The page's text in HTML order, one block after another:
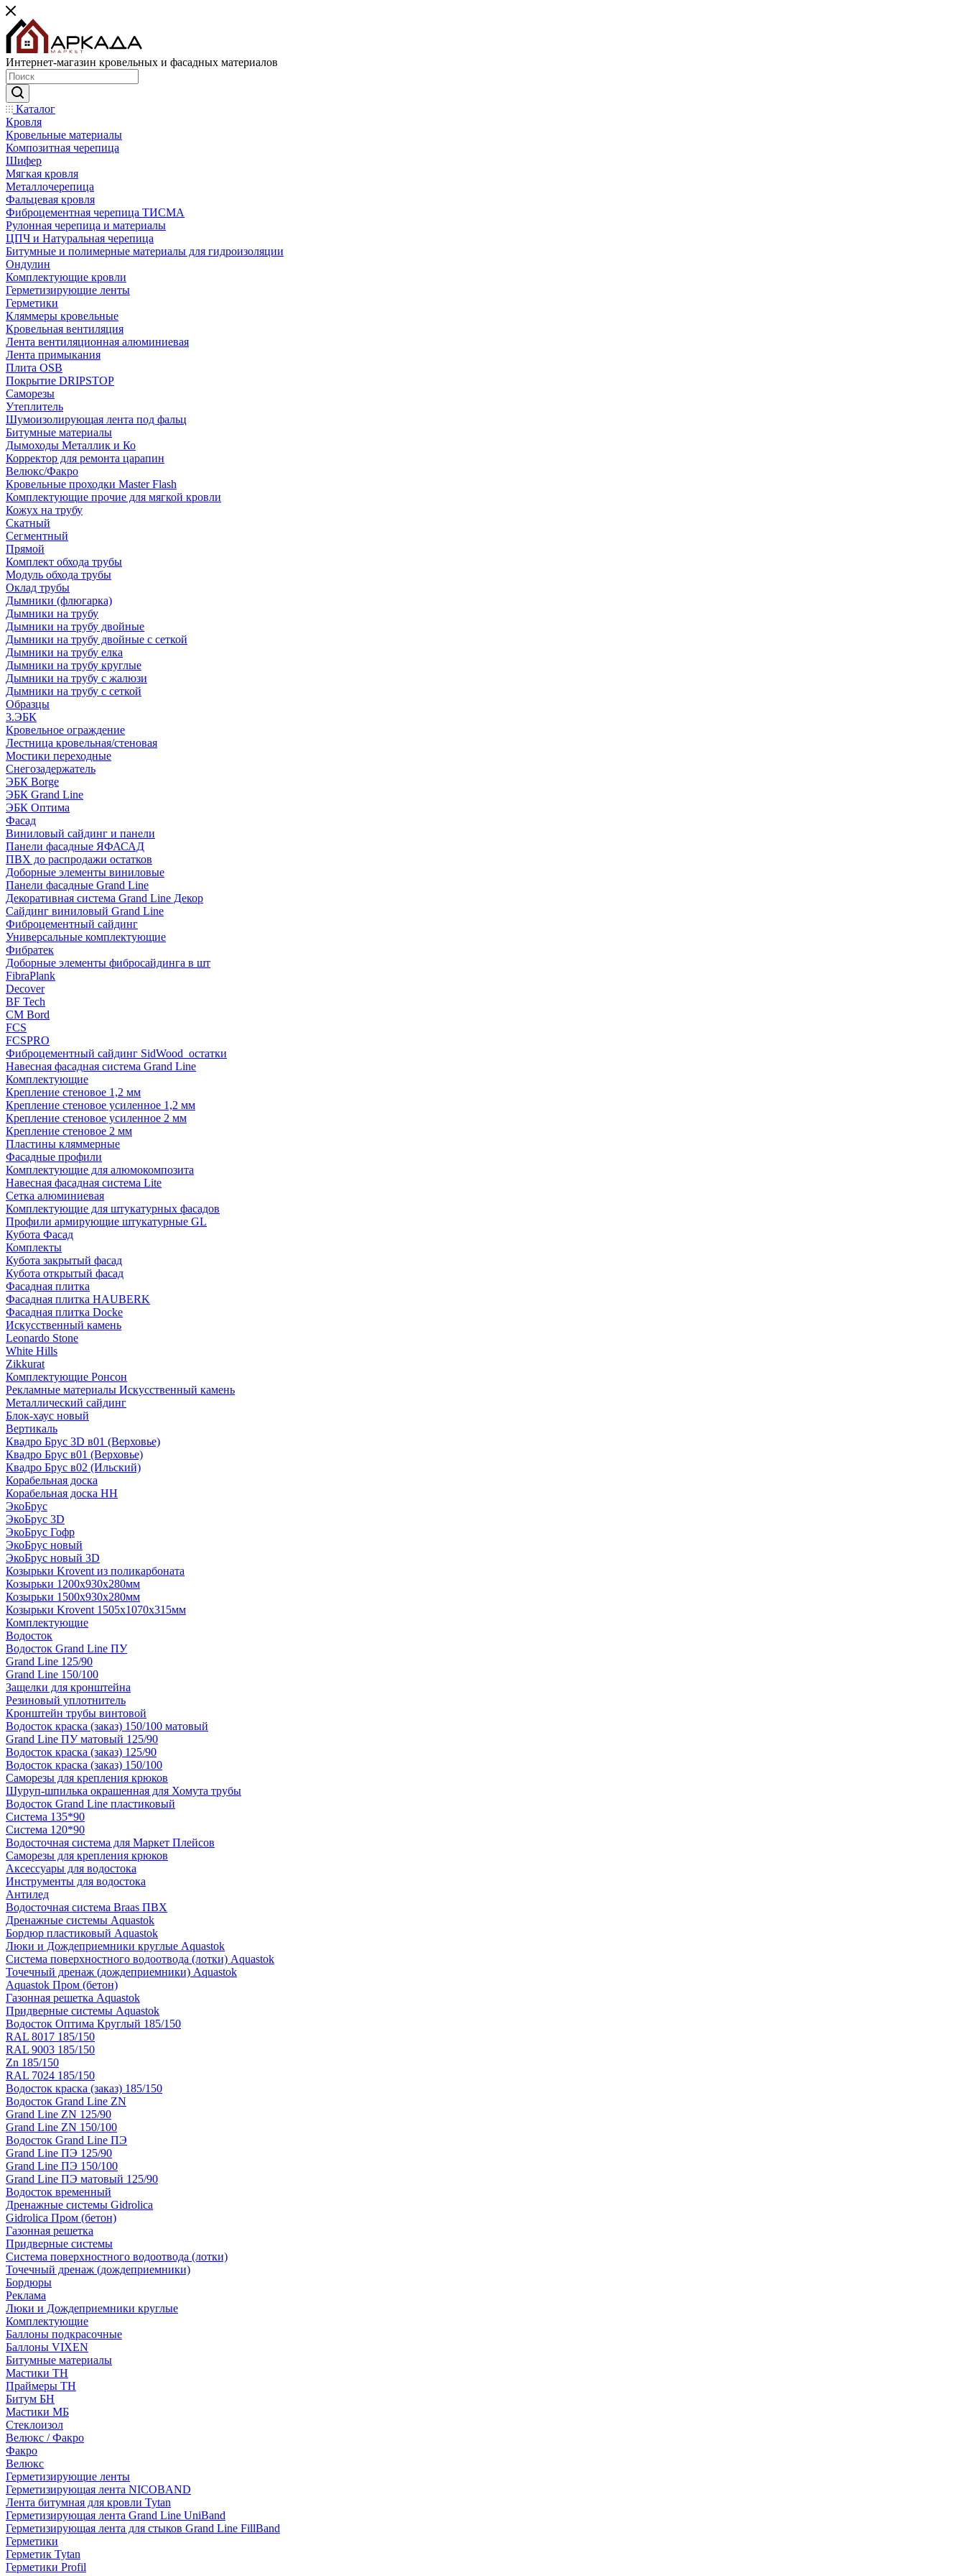
Интернет-магазин кровельных и фасадных материалов
Каталог
Кровля
Кровельные материалы
Композитная черепица
Шифер
Мягкая кровля
Металлочерепица
Фальцевая кровля
Фиброцементная черепица ТИСМА
Рулонная черепица и материалы
ЦПЧ и Натуральная черепица
Битумные и полимерные материалы для гидроизоляции
Ондулин
Комплектующие кровли
Герметизирующие ленты
Герметики
Кляммеры кровельные
Кровельная вентиляция
Лента вентиляционная алюминиевая
Лента примыкания
Плита OSB
Покрытие DRIPSTOP
Саморезы
Утеплитель
Шумоизолирующая лента под фальц
Битумные материалы
Дымоходы Металлик и Ко
Корректор для ремонта царапин
Велюкс/Факро
Кровельные проходки Master Flash
Комплектующие прочие для мягкой кровли
Кожух на трубу
Скатный
Сегментный
Прямой
Комплект обхода трубы
Модуль обхода трубы
Оклад трубы
Дымники (флюгарка)
Дымники на трубу
Дымники на трубу двoйные
Дымники на трубу двoйные с сеткой
Дымники на трубу елка
Дымники на трубу круглые
Дымники на трубу с жалюзи
Дымники на трубу с сеткой
Образцы
3.ЭБК
Кровельное ограждение
Лестница кровельная/стеновая
Мостики переходные
Снегозадержатель
ЭБК Borge
ЭБК Grand Line
ЭБК Оптима
Фасад
Виниловый сайдинг и панели
Панели фасадные ЯФАСАД
ПВХ до распродажи остатков
Доборные элементы виниловые
Панели фасадные Grand Line
Декоративная система Grand Line Декор
Сайдинг виниловый Grand Line
Фиброцементный сайдинг
Универсальные комплектующие
Фибратек
Доборные элементы фибросайдинга в шт
FibraPlank
Decover
BF Tech
CM Bord
FCS
FCSPRO
Фиброцементный сайдинг SidWood_остатки
Навесная фасадная система Grand Line
Комплектующие
Крепление стеновое 1,2 мм
Крепление стеновое усиленное 1,2 мм
Крепление стеновое усиленное 2 мм
Крепление стеновое 2 мм
Пластины кляммерные
Фасадные профили
Комплектующие для алюмокомпозита
Навесная фасадная система Lite
Сетка алюминиевая
Комплектующие для штукатурных фасадов
Профили армирующие штукатурные GL
Кубота Фасад
Комплекты
Кубота закрытый фасад
Кубота открытый фасад
Фасадная плитка
Фасадная плитка HAUBERK
Фасадная плитка Docke
Искусственный камень
Leonardo Stone
White Hills
Zikkurat
Комплектующие Ронсон
Рекламные материалы Искусственный камень
Металлический сайдинг
Блок-хаус новый
Вертикаль
Квадро Брус 3D в01 (Верховье)
Квадро Брус в01 (Верховье)
Квадро Брус в02 (Ильский)
Корабельная доска
Корабельная доска НН
ЭкоБрус
ЭкоБрус 3D
ЭкоБрус Гофр
ЭкоБрус новый
ЭкоБрус новый 3D
Козырьки Krovent из поликарбоната
Козырьки 1200х930х280мм
Козырьки 1500х930х280мм
Козырьки Krovent 1505х1070х315мм
Комплектующие
Водосток
Водосток Grand Line ПУ
Grand Line 125/90
Grand Line 150/100
Защелки для кронштейна
Резиновый уплотнитель
Кронштейн трубы винтовой
Водосток краска (заказ) 150/100 матовый
Grand Line ПУ матовый 125/90
Водосток краска (заказ) 125/90
Водосток краска (заказ) 150/100
Саморезы для крепления крюков
Шуруп-шпилька окрашенная для Хомута трубы
Водосток Grand Line пластиковый
Система 135*90
Система 120*90
Водосточная система для Маркет Плейсов
Саморезы для крепления крюков
Аксессуары для водостока
Инструменты для водостока
Антилед
Водосточная система Braas ПВХ
Дренажные системы Aquastok
Бордюр пластиковый Aquastok
Люки и Дождеприемники круглые Aquastok
Система поверхностного водоотвода (лотки) Aquastok
Точечный дренаж (дождеприемники) Aquastok
Aquastok Пром (бетон)
Газонная решетка Aquastok
Придверные системы Aquastok
Водосток Оптима Круглый 185/150
RAL 8017 185/150
RAL 9003 185/150
Zn 185/150
RAL 7024 185/150
Водосток краска (заказ) 185/150
Водосток Grand Line ZN
Grand Line ZN 125/90
Grand Line ZN 150/100
Водосток Grand Line ПЭ
Grand Line ПЭ 125/90
Grand Line ПЭ 150/100
Grand Line ПЭ матовый 125/90
Водосток временный
Дренажные системы Gidrolica
Gidrolica Пром (бетон)
Газонная решетка
Придверные системы
Система поверхностного водоотвода (лотки)
Точечный дренаж (дождеприемники)
Бордюры
Рекламa
Люки и Дождеприемники круглые
Комплектующие
Баллоны подкрасочные
Баллоны VIXEN
Битумные материалы
Мастики ТН
Праймеры ТН
Битум БН
Мастики МБ
Стеклоизол
Велюкс / Факро
Факро
Велюкс
Герметизирующие ленты
Герметизирующая лента NICOBAND
Лента битумная для кровли Tytan
Герметизирующая лента Grand Line UniBand
Герметизирующая лента для стыков Grand Line FillBand
Герметики
Герметик Tytan
Герметики Profil